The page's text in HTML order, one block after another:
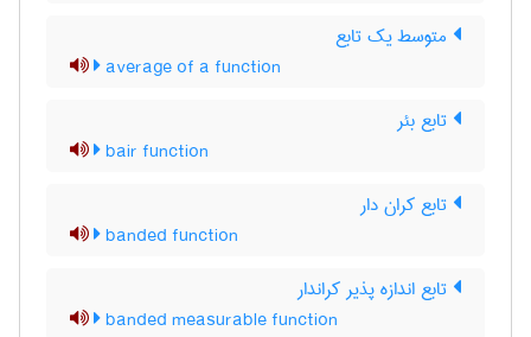
متوسط یک تابع
average of a function
تابع بئر
bair function
تابع کران دار
banded function
تابع اندازه پذیر کراندار
banded measurable function